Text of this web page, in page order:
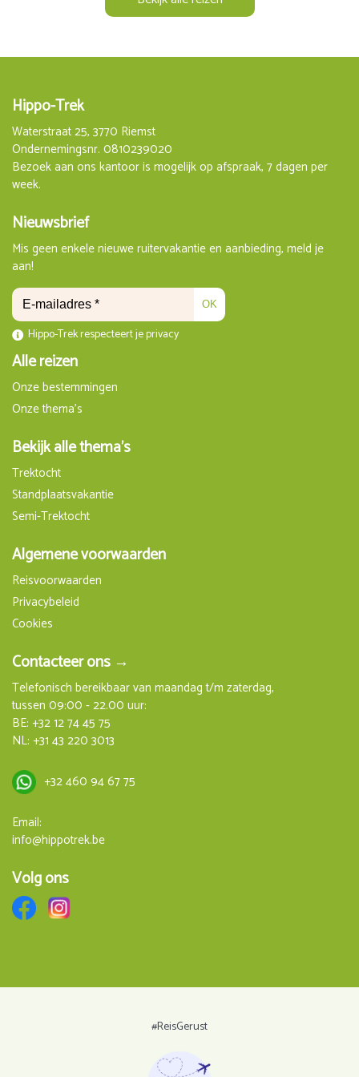
Hippo-Trek
Waterstraat 25, 3770 Riemst
Ondernemingsnr. 0810239020
Bezoek aan ons kantoor is mogelijk op afspraak, 7 dagen per
week.
Nieuwsbrief
Mis geen enkele nieuwe ruitervakantie en aanbieding, meld je
aan!
OK
Hippo-Trek respecteert je privacy
Alle reizen
Onze bestemmingen
Onze thema's
Bekijk alle thema's
Trektocht
Standplaatsvakantie
Semi-Trektocht
Algemene voorwaarden
Reisvoorwaarden
Privacybeleid
Cookies
Contacteer ons →
Telefonisch bereikbaar van maandag t/m zaterdag,
tussen 09:00 - 22.00 uur:
BE: +32 12 74 45 75
NL: +31 43 220 3013
+32 460 94 67 75
Email:
info@hippotrek.be
Volg ons
#ReisGerust